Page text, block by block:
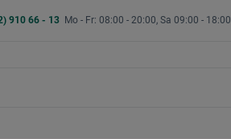
910 66 - 13 Mo - Fr: 08:00 - 20:00, Sa 09:00 - 18:00